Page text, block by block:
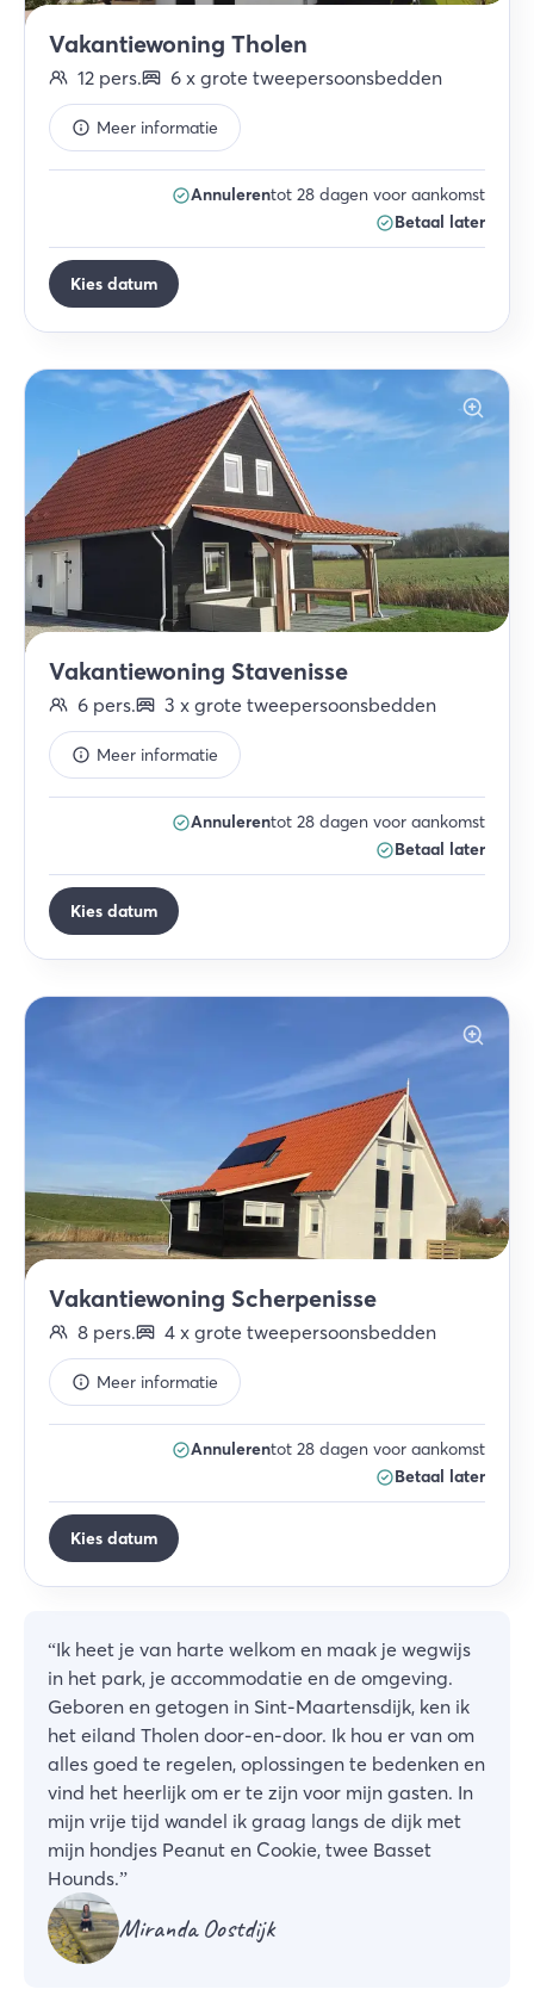
Vakantiewoning Tholen
12 pers. 6 x grote tweepersoonsbedden
Meer informatie
Annulerentot 28 dagen voor aankomst
Betaal later
Kies datum
Vakantiewoning Stavenisse
6 pers. 3 x grote tweepersoonsbedden
Meer informatie
Annulerentot 28 dagen voor aankomst
Betaal later
Kies datum
Vakantiewoning Scherpenisse
8 pers. 4 x grote tweepersoonsbedden
Meer informatie
Annulerentot 28 dagen voor aankomst
Betaal later
Kies datum
“Ik heet je van harte welkom en maak je wegwijs
in het park, je accommodatie en de omgeving.
Geboren en getogen in Sint-Maartensdijk, ken ik
het eiland Tholen door-en-door. Ik hou er van om
alles goed te regelen, oplossingen te bedenken en
vind het heerlijk om er te zijn voor mijn gasten. In
mijn vrije tijd wandel ik graag langs de dijk met
mijn hondjes Peanut en Cookie, twee Basset
Hounds.”
Miranda Oostdijk